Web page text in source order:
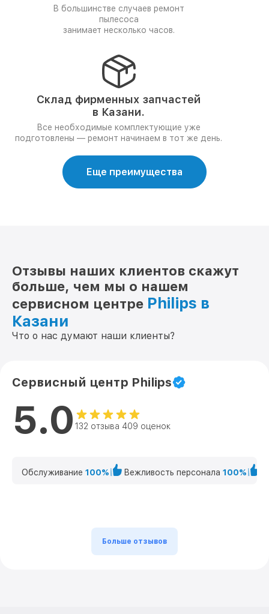
В большинстве случаев ремонт
пылесоса
занимает несколько часов.
Склад фирменных запчастей
в Казани.
Все необходимые комплектующие уже
подготовлены — ремонт начинаем в тот же день.
Еще преимущества
Отзывы наших клиентов скажут
больше, чем мы о нашем
сервисном центре Philips в
Казани
Что о нас думают наши клиенты?
Сервисный центр Philips
5.0 132 отзыва 409 оценок
Обслуживание 100% Вежливость персонала 100%
Больше отзывов